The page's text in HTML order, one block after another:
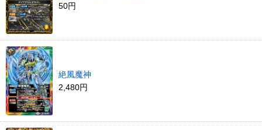
50円
絶風魔神
2,480円